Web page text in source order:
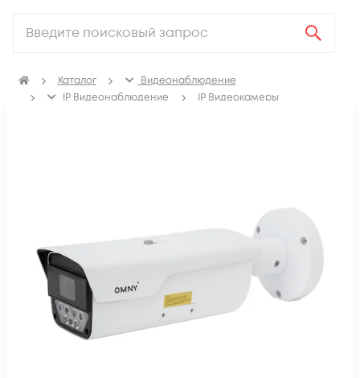
Каталог
Видеонаблюдение
IP Видеонаблюдение
IP Видеокамеры